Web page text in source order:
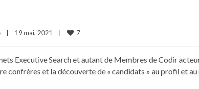
19 mai, 2021 7
Executive Search et autant de Membres de Codir
et la découverte de « candidats » au profil et